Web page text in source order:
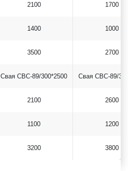
2100
1400
3500
1700
1000
2700
Свая СВС-89/300*2500
2100
1100
3200
Свая СВС-89/
2600
1200
3800